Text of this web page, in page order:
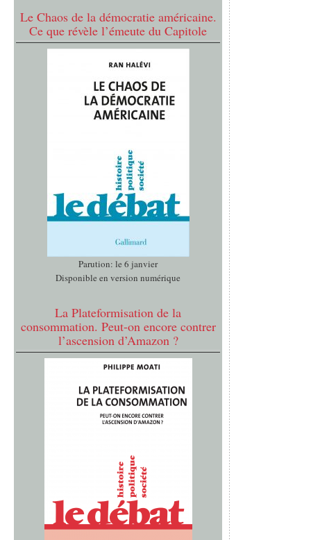
Le Chaos de la démocratie américaine.
Ce que révèle l’émeute du Capitole
Parution: le 6 janvier
Disponible en version numérique
La Plateformisation de la
consommation. Peut-on encore contrer
l’ascension d’Amazon ?